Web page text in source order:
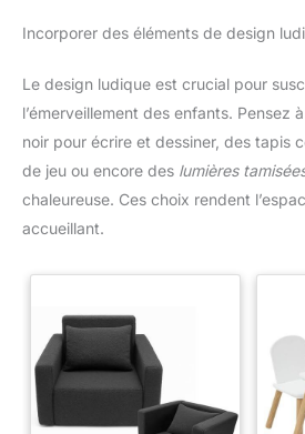
Incorporer des éléments de design
Le design ludique est crucial pour
l’émerveillement des enfants. Pensez
noir pour écrire et dessiner, des tapis
de jeu ou encore des lumières
chaleureuse. Ces choix rendent
accueillant.